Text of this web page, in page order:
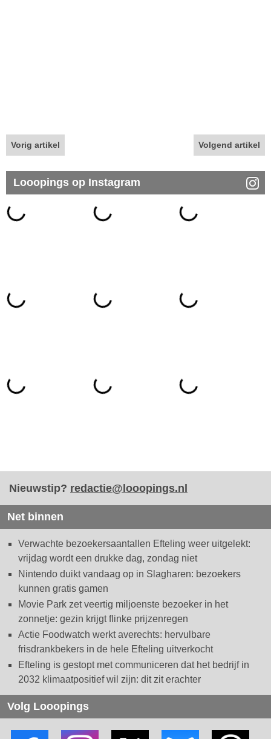
Vorig artikel Volgend artikel
Looopings op Instagram
Nieuwstip? redactie@looopings.nl
Net binnen
Verwachte bezoekersaantallen Efteling weer uitgelekt:
vrijdag wordt een drukke dag, zondag niet
Nintendo duikt vandaag op in Slagharen: bezoekers
kunnen gratis gamen
Movie Park zet veertig miljoenste bezoeker in het
zonnetje: gezin krijgt flinke prijzenregen
Actie Foodwatch werkt averechts: hervulbare
frisdrankbekers in de hele Efteling uitverkocht
Efteling is gestopt met communiceren dat het bedrijf in
2032 klimaatpositief wil zijn: dit zit erachter
Volg Looopings